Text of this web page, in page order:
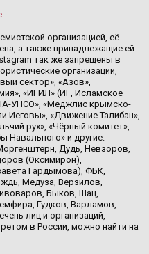
.
организацией, её
а также принадлежащие ей
так же запрещены в
организации,
сектор», «Азов»,
«ИГИЛ» (ИГ, Исламское
УНСО», «Меджлис крымско-
Иеговы», «Движение Талибан»,
рух», «Чёрный комитет»,
Навального» и другие.
Дудь, Невзоров,
(Оксимирон),
Гардымова), ФБК,
Медуза, Верзилов,
Быков, Шац,
Гудков, Варламов,
лиц и организаций,
в России, можно найти на